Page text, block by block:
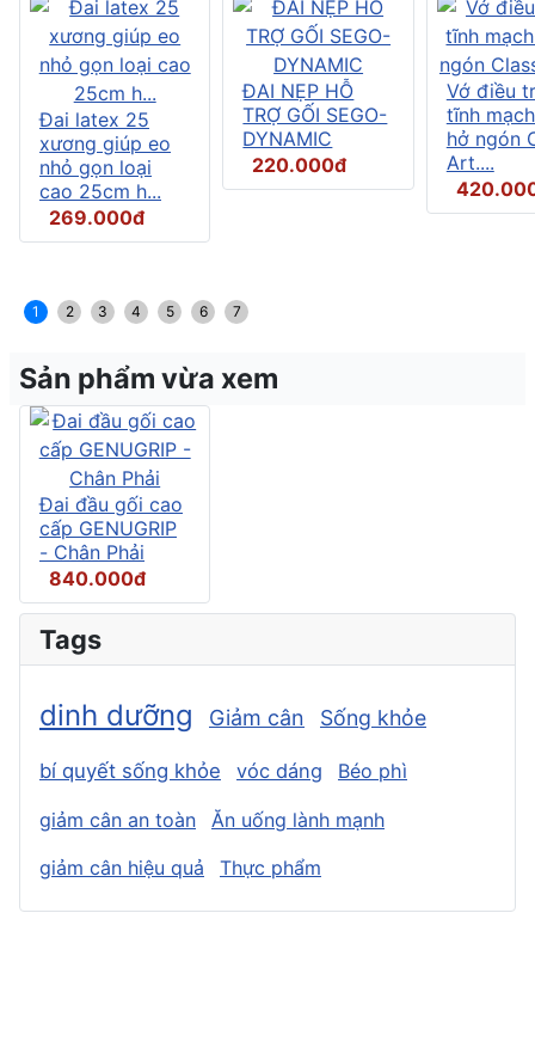
Đai latex 25
xương giúp eo
nhỏ gọn loại
cao 25cm h...
269.000đ
ĐAI NẸP HỖ
TRỢ GỐI SEGO-
DYNAMIC
220.000đ
Vớ điều
tĩnh
hở ngón
Art....
1 2 3 4 5 6 7
Sản phẩm vừa xem
Đai đầu gối cao
cấp GENUGRIP
- Chân Phải
840.000đ
Tags
dinh dưỡng Giảm cân Sống khỏe
bí quyết sống khỏe vóc dáng Béo phì
giảm cân an toàn
Ăn uống lành mạnh
giảm cân hiệu quả
Thực phẩm